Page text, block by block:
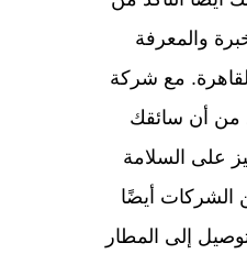
والمعرفة
مع شركة
من أن سائقك
على السلامة
الشركات أيضًا
إلى المطار